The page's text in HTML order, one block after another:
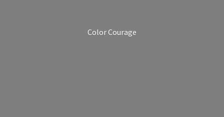
Color Courage